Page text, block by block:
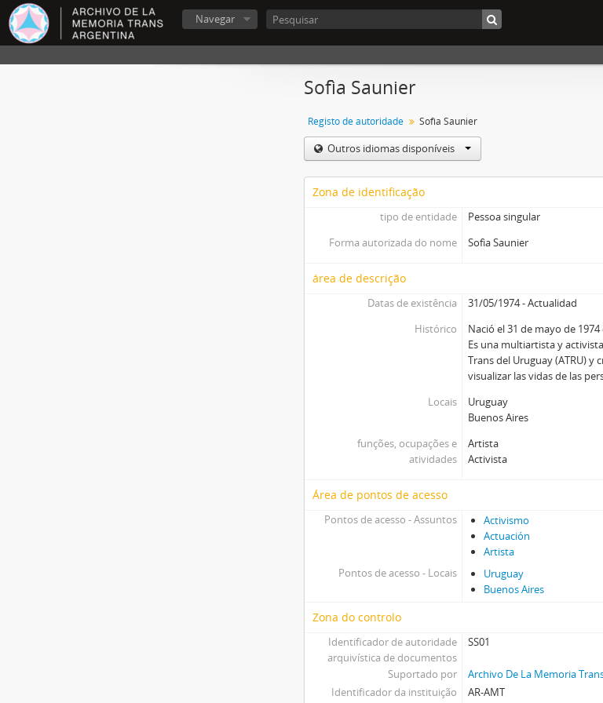
Navegar
Sofìa Saunier
Registo de autoridade Sofìa Saunier
Outros idiomas disponíveis
Zona de identificação
tipo de entidade
Pessoa singular
Forma autorizada do nome
Sofìa Saunier
área de descrição
Datas de existência
31/05/1974 - Actualidad
Histórico
Nació el 31 de mayo de
Es una multiartista y
Trans del Uruguay (ATRU)
visualizar las vidas de las
Locais
Uruguay
Buenos Aires
funções, ocupações e
atividades
Artista
Activista
Área de pontos de acesso
Pontos de acesso - Assuntos
Activismo
Actuación
Artista
Pontos de acesso - Locais
Uruguay
Buenos Aires
Zona do controlo
Identificador de autoridade
arquivística de documentos
SS01
Suportado por
Archivo De La Memoria
Identificador da instituição
AR-AMT